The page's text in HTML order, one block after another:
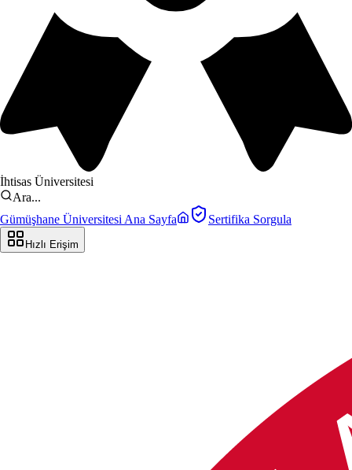
İhtisas Üniversitesi
Ara...
Gümüşhane Üniversitesi Ana Sayfa
Sertifika Sorgula
Hızlı Erişim